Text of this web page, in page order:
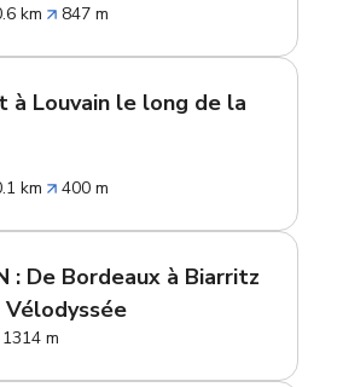
km 847 m
à Louvain le long de la
km 400 m
: De Bordeaux à Biarritz
1314 m